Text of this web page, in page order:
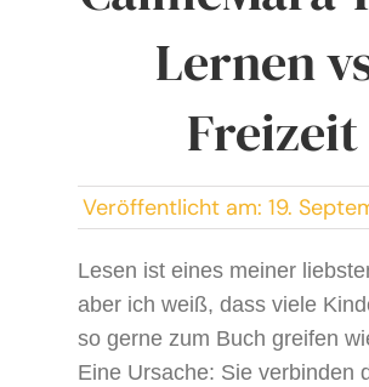
Lernen
Freizeit
Veröffentlicht am: 19.
Lesen ist eines meiner
aber ich weiß, dass viele
so gerne zum Buch greifen
Eine Ursache: Sie verbinden